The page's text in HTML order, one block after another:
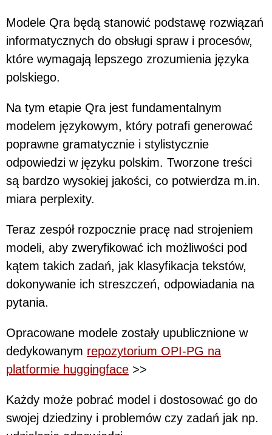
Modele Qra będą stanowić podstawę rozwiązań
informatycznych do obsługi spraw i procesów,
które wymagają lepszego zrozumienia języka
polskiego.
Na tym etapie Qra jest fundamentalnym
modelem językowym, który potrafi generować
poprawne gramatycznie i stylistycznie
odpowiedzi w języku polskim. Tworzone treści
są bardzo wysokiej jakości, co potwierdza m.in.
miara perplexity.
Teraz zespół rozpocznie pracę nad strojeniem
modeli, aby zweryfikować ich możliwości pod
kątem takich zadań, jak klasyfikacja tekstów,
dokonywanie ich streszczeń, odpowiadania na
pytania.
Opracowane modele zostały upublicznione w
dedykowanym repozytorium OPI-PG na
platformie huggingface >>
Każdy może pobrać model i dostosować go do
swojej dziedziny i problemów czy zadań jak np.